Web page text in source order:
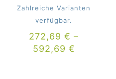
Zahlreiche Varianten
verfügbar.
272,69€ –
592,69 €